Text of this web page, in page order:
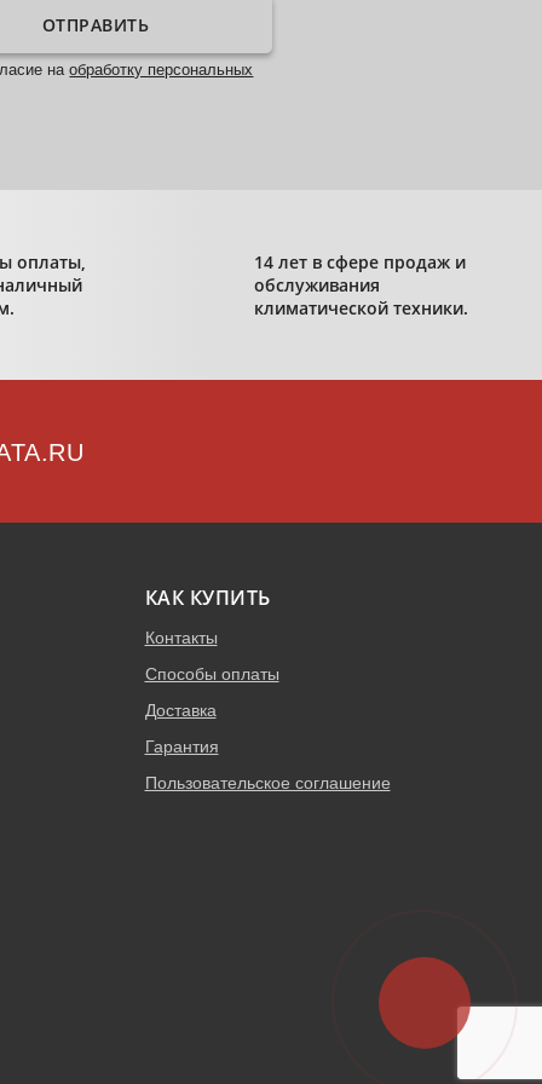
ОТПРАВИТЬ
наобработку персональных
оплаты,
14 лет в сфере продаж и
обслуживания
климатической техники.
КАК КУПИТЬ
Контакты
Способы оплаты
Доставка
Гарантия
Пользовательское соглашение